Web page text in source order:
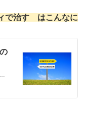
で治す はこんなに
世の中には、さまざまな治療法がありますが今日は、「薬（化学薬品）を用いて治す」 「ホメオパシーレメディを用いて治す」について、考えてみたいと思います。 薬…